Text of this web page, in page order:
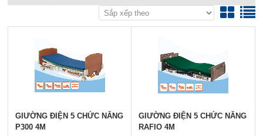
GIƯỜNG ĐIỆN 5 CHỨC NĂNG
P300 4M
GIƯỜNG ĐIỆN 5 CHỨC NĂNG
RAFIO 4M